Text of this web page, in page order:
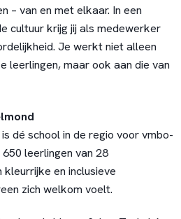
– van en met elkaar. In een
cultuur krijg jij als medewerker
Je werkt niet alleen
leerlingen, maar ook aan die van
dé school in de regio voor vmbo-
leerlingen van 28
en inclusieve
zich welkom voelt.